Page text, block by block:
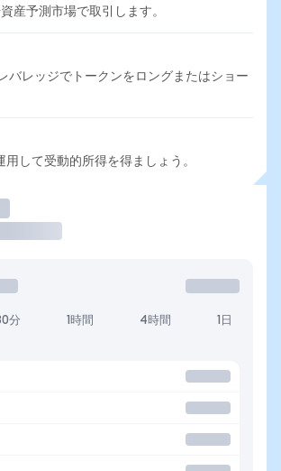
産予測市場で取引します。
バレッジでトークンをロングまたはショー
用して受動的所得を得ましょう。
分 1時間 4時間 1日